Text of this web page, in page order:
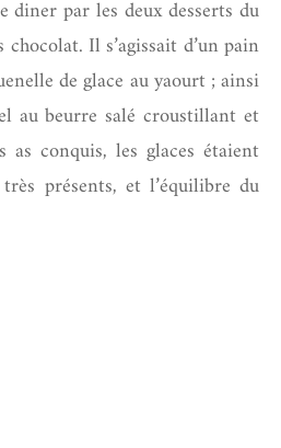
par les deux desserts du
Il s’agissait d’un pain
de glace au yaourt ; ainsi
au beurre salé croustillant et
as conquis, les glaces étaient
présents, et l’équilibre du